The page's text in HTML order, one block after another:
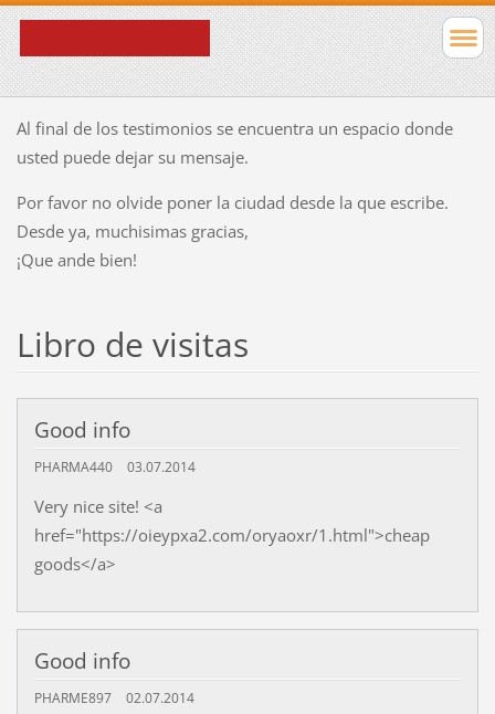
Al final de los testimonios se encuentra un espacio donde
usted puede dejar su mensaje.
Por favor no olvide poner la ciudad desde la que escribe.
Desde ya, muchisimas gracias,
¡Que ande bien!
Libro de visitas
Good info
PHARMA440 03.07.2014
Very nice site! <a
href="https://oieypxa2.com/oryaoxr/1.html">cheap
goods</a>
Good info
PHARME897 02.07.2014